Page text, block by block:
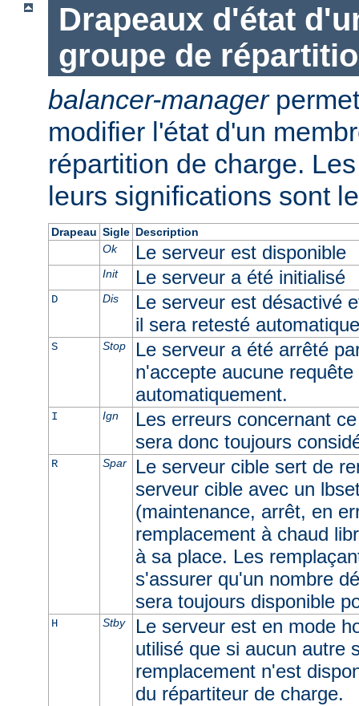
Drapeaux d'état
groupe de
balancer-manager
modifier l'état d'un
répartition de charge.
leurs significations sont
Drapeau Sigle Description
Ok
Le serveur est disponible
Init Le serveur a été initialisé
D Dis
Le serveur est désactivé
il sera retesté
S Stop
Le serveur a été arrêté
n'accepte aucune
automatiquement.
I Ign
Les erreurs concernant
sera donc toujours
R Spar
Le serveur cible sert de
serveur cible avec un
(maintenance, arrêt, en
remplacement à chaud
à sa place. Les
s'assurer qu'un nombre
sera toujours disponible
H Stby
Le serveur est en mode
utilisé que si aucun autre
remplacement n'est
du répartiteur de charge.